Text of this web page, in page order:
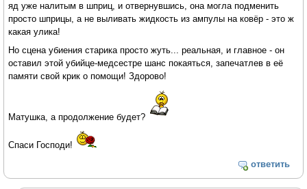
яд уже налитым в шприц, и отвернувшись, она могла подменить
просто шприцы, а не выливать жидкость из ампулы на ковёр - это ж
какая улика!
Но сцена убиения старика просто жуть... реальная, и главное - он
оставил этой убийце-медсестре шанс покаяться, запечатлев в её
памяти свой крик о помощи! Здорово!
Матушка, а продолжение будет?
Спаси Господи!
ответить